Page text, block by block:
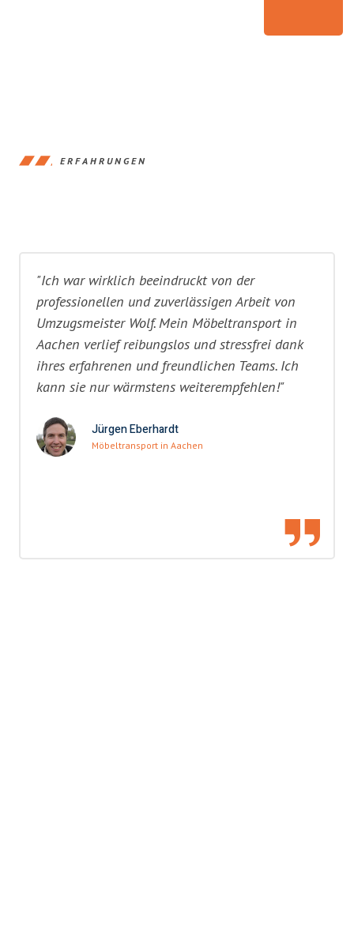
ERFAHRUNGEN
"Ich war wirklich beeindruckt von der
professionellen und zuverlässigen Arbeit von
Umzugsmeister Wolf. Mein Möbeltransport in
Aachen verlief reibungslos und stressfrei dank
ihres erfahrenen und freundlichen Teams. Ich
kann sie nur wärmstens weiterempfehlen!"
Jürgen Eberhardt
Möbeltransport in Aachen